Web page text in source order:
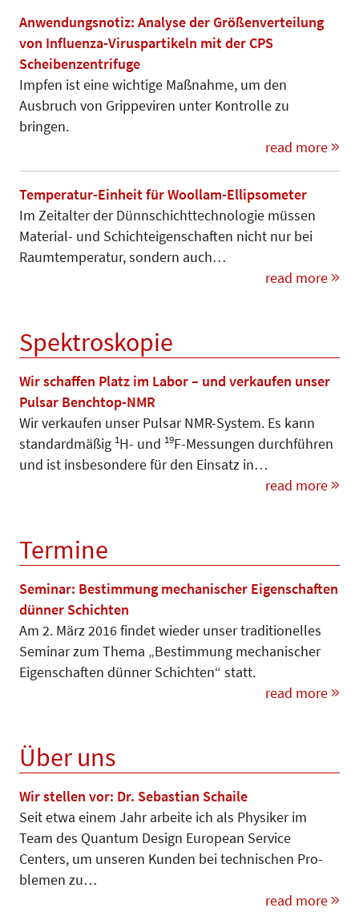
Anwendungsnotiz: Analyse der Größenverteilung
von Influenza-Viruspartikeln mit der CPS
Scheibenzentrifuge
Impfen ist eine wichtige Maßnahme, um den
Ausbruch von Grippeviren unter Kontrolle zu
bringen.
read more
Temperatur-Einheit für Woollam-Ellipsometer
Im Zeitalter der Dünnschichttech­no­logie müssen
Material- und Schicht­eigenschaften nicht nur bei
Raumt­em­peratur, sondern auch…
read more
Spektroskopie
Wir schaffen Platz im Labor – und verkaufen unser
Pulsar Benchtop-NMR
Wir verkaufen unser Pulsar NMR-System. Es kann
standardmäßig 1H- und 19F-Messungen durchfüh­ren
und ist insbesondere für den Einsatz in…
read more
Termine
Seminar: Bestimmung mechanischer Eigenschaften
dünner Schichten
Am 2. März 2016 findet wieder unser traditionelles
Seminar zum Thema „Bestimmung mechanischer
Eigen­schaf­ten dünner Schichten“ statt.
read more
Über uns
Wir stellen vor: Dr. Sebastian Schaile
Seit etwa einem Jahr arbeite ich als Physiker im
Team des Quantum De­sign European Service
Centers, um un­seren Kunden bei technischen Pro­
blemen zu…
read more